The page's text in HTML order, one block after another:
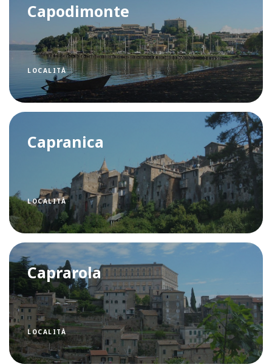
Capodimonte
LOCALITÀ
Capranica
LOCALITÀ
Caprarola
LOCALITÀ